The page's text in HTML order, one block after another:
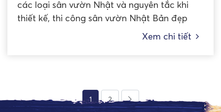
các loại sân vườn Nhật và nguyên tắc khi
thiết kế, thi công sân vườn Nhật Bản đẹp
Xem chi tiết
1 2